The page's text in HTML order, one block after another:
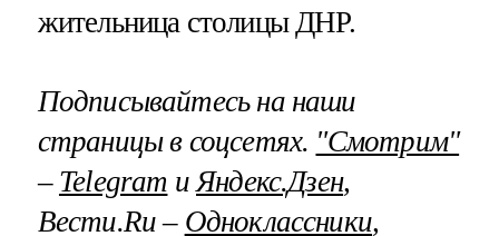
жительница столицы ДНР.
Подписывайтесь на наши
страницы в соцсетях. "Смотрим"
– Telegram и Яндекс.Дзен,
Вести.Ru – Одноклассники,